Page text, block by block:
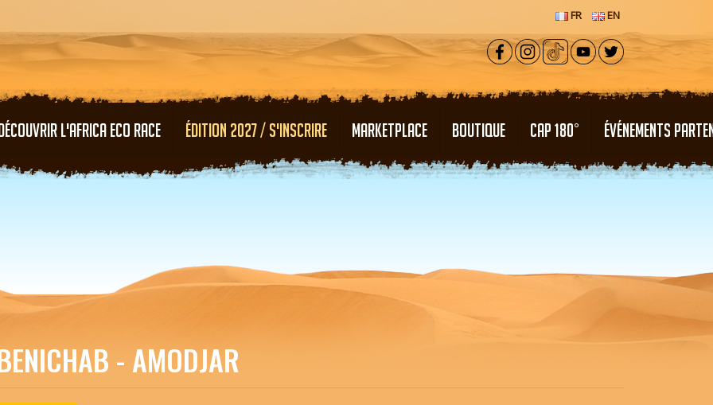
FR EN
L'AFRICA ECO RACE ÉDITION 2027 / S'INSCRIRE MARKETPLACE BOUTIQUE CAP 180° ÉVÉNEMENTS
- AMODJAR